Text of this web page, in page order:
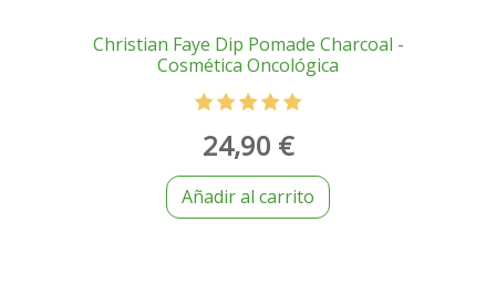
Christian Faye Dip Pomade Charcoal -
Cosmética Oncológica
24,90 €
Añadir al carrito